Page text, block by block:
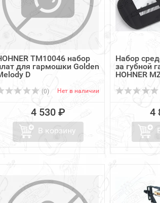
TM10046 набор
для гармошки Golden
D
(0) Нет в наличии
4 530 ₽
В корзину
Набор
за губной
HOHNER
4